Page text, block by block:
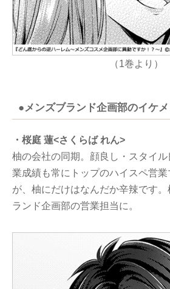
（1巻より）
●メンズブランド企画部のイケ
・桜庭 蓮<さくらば れん>
柚の会社の同期。顔良し・スタイ
業成績も常にトップのハイスペ営
が、柚にだけはなんだか辛辣です
ランド企画部の営業担当に。